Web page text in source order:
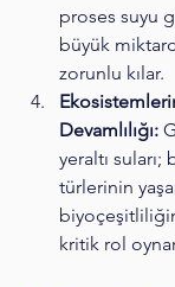
proses suyu
büyük
zorunlu kılar.
Devamlılığı:
yeraltı suları;
türlerinin
kritik rol